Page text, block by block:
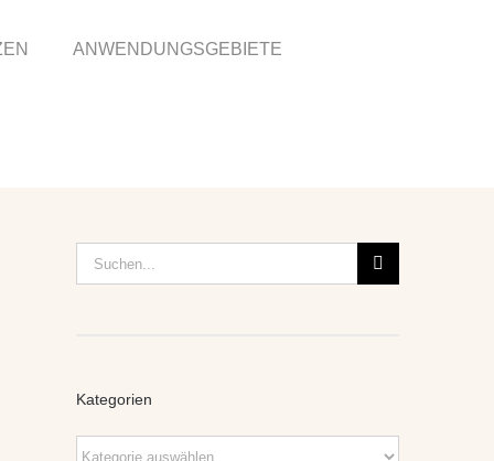
ANWENDUNGSGEBIETE
Suche
nach:
Kategorien
Kategorien